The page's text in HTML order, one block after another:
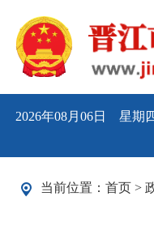
2026年08月06日 星期
当前位置： 首页 >